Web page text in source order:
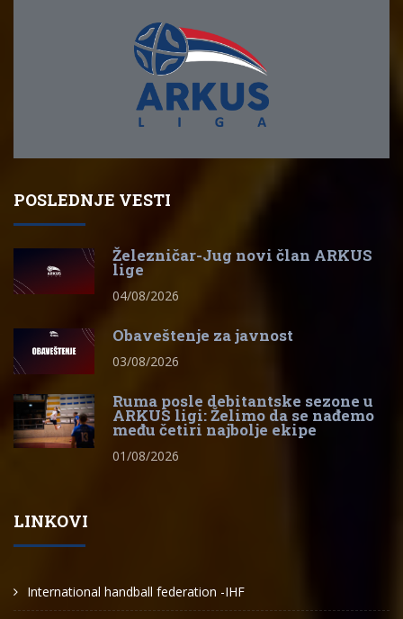
POSLEDNJE VESTI
Železničar-Jug novi član ARKUS
lige
04/08/2026
Obaveštenje za javnost
03/08/2026
Ruma posle debitantske sezone u
ARKUS ligi: Želimo da se nađemo
među četiri najbolje ekipe
01/08/2026
LINKOVI
International handball federation -IHF